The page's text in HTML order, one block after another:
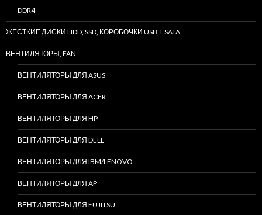
DDR4
ЖЕСТКИЕ ДИСКИ HDD, SSD, КОРОБОЧКИ USB, ESATA
ВЕНТИЛЯТОРЫ, FAN
ВЕНТИЛЯТОРЫ ДЛЯ ASUS
ВЕНТИЛЯТОРЫ ДЛЯ ACER
ВЕНТИЛЯТОРЫ ДЛЯ HP
ВЕНТИЛЯТОРЫ ДЛЯ DELL
ВЕНТИЛЯТОРЫ ДЛЯ IBM/LENOVO
ВЕНТИЛЯТОРЫ ДЛЯ AP
ВЕНТИЛЯТОРЫ ДЛЯ FUJITSU